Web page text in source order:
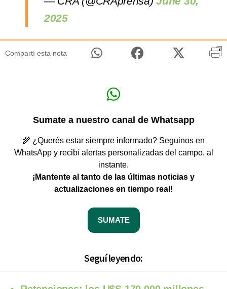
2025
Compartí esta nota
Sumate a nuestro canal de Whatsapp
🌾 ¿Querés estar siempre informado? Seguinos en
WhatsApp y recibí alertas personalizadas del campo, al
instante.
¡Mantente al tanto de las últimas noticias y
actualizaciones en tiempo real!
SUMATE
Seguí leyendo: